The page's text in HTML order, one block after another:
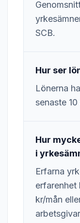
SCB.
Hur ser
Lönerna
senaste 10
Hur
i
Erfarna
erfarenhet
kr/mån